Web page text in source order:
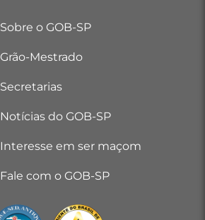
Sobre o GOB-SP
Grão-Mestrado
Secretarias
Notícias do GOB-SP
Interesse em ser maçom
Fale com o GOB-SP